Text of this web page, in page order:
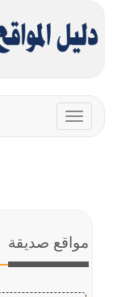
Toggle
navigation
مواقع صديقة